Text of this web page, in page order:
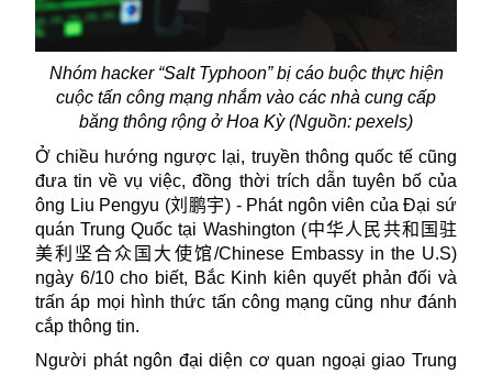
Nhóm hacker “Salt Typhoon” bị cáo buộc thực hiện
cuộc tấn công mạng nhắm vào các nhà cung cấp
băng thông rộng ở Hoa Kỳ (Nguồn: pexels)
Ở chiều hướng ngược lại, truyền thông quốc tế cũng
đưa tin về vụ việc, đồng thời trích dẫn tuyên bố của
ông Liu Pengyu (刘鹏宇) - Phát ngôn viên của Đại sứ
quán Trung Quốc tại Washington (中华人民共和国驻
美利坚合众国大使馆/Chinese Embassy in the U.S)
ngày 6/10 cho biết, Bắc Kinh kiên quyết phản đối và
trấn áp mọi hình thức tấn công mạng cũng như đánh
cắp thông tin.
Người phát ngôn đại diện cơ quan ngoại giao Trung